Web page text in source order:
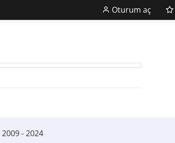
Oturum aç
2009 - 2024